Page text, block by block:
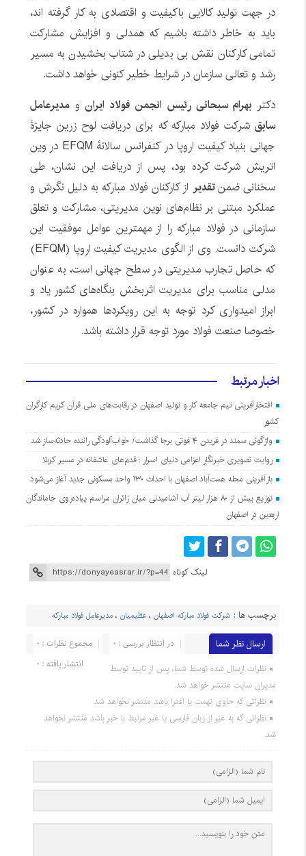
در جهت تولید کالایی باکیفیت و اقتصادی به کار گرفته اند،
باید به خاطر داشته باشیم که همدلی و افزایش مشارکت
تمامی کارکنان نقش بی بدیلی در شتاب بخشیدن به مسیر
رشد و تعالی سازمان در شرایط خطیر کنونی خواهد داشت.
دکتر بهرام سبحانی رئیس انجمن فولاد ایرانومدیرعامل
سابقشرکت فولاد مبارکه که برای دریافت لوح زرین جایزۀ
جهانی بنیاد کیفیت اروپا در کنفرانس سالانۀ EFQM در وین
اتریش شرکت کرده بود، پس از دریافت این نشان، طی
سخنانی ضمنتقدیر از کارکنان فولاد مبارکه به دلیل نگرش و
عملکرد مبتنی بر نظام‌های نوین مدیریتی، مشارکت و تعلق
سازمانی در فولاد مبارکه را از مهمترین عوامل موفقیت این
شرکت دانست. وی از الگوی مدیریت کیفیت اروپا (EFQM)
که حاصل تجارب مدیریتی در سطح جهانی است، به عنوان
مدلی مناسب برای مدیریت اثربخش بنگاه‌های کشور یاد و
ابراز امیدواری کرد توجه به این رویکردها همواره در کشور،
خصوصا صنعت فولاد مورد توجه قرار داشته باشد.
اخبار مرتبط
افتخارآفرینی تیم جامعه کار و تولید اصفهان در رقابت‌های ملی قرآن کریم کارگران
کشور
واژگونی سمند در فریدن ۴ فوتی برجا گذاشت/ خواب‌آلودگی راننده حادثه‌ساز شد
روایت تصویری خبرنگار اعزامی دنیای اسرار : قدم‌های عاشقانه در مسیر کربلا
بازآفرینی محله همت‌آباد اصفهان با احداث ۱۳۰ واحد مسکونی جدید آغاز می‌شود
توزیع بیش از ۸۰ هزار لیتر آب آشامیدنی میان زائران مراسم پیاده‌روی جاماندگان
اربعین در اصفهان
لینک کوتاه
برچسب ها : شرکت فولاد مبارکه اصفهان ،عظیمیان ،مدیرعامل فولاد مبارکه
ارسال نظر شما مجموع نظرات : 0
در انتظار بررسی : 0
انتشار یافته : 0
نظرات ارسال شده توسط شما، پس از تایید توسط
مدیران سایت منتشر خواهد شد.
نظراتی که حاوی تهمت یا افترا باشد منتشر نخواهد شد.
نظراتی که به غیر از زبان فارسی یا غیر مرتبط با خبر باشد منتشر نخواهد
شد.